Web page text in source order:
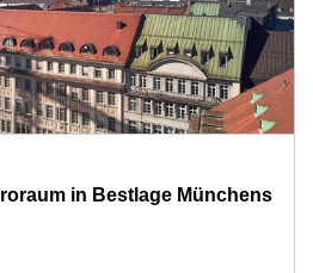
in Bestlage Münchens